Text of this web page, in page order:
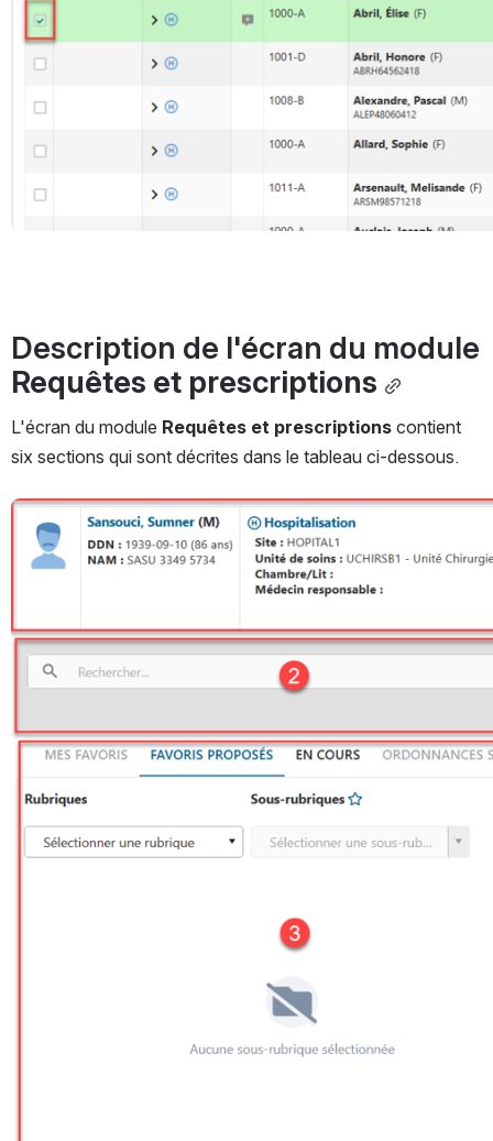
Requêtes et prescriptions
L'écran du module Requêtes et prescriptions contient
six sections qui sont décrites dans le tableau ci-dessous.